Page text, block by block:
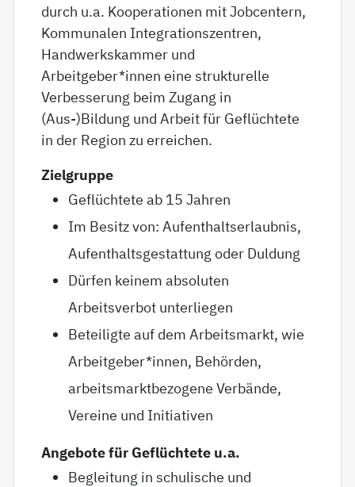
durch u.a. Kooperationen mit Jobcentern,
Kommunalen Integrationszentren,
Handwerkskammer und
Arbeitgeber*innen eine strukturelle
Verbesserung beim Zugang in
(Aus-)Bildung und Arbeit für Geflüchtete
in der Region zu erreichen.
Zielgruppe
Geflüchtete ab 15 Jahren
Im Besitz von: Aufenthaltserlaubnis,
Aufenthaltsgestattung oder Duldung
Dürfen keinem absoluten
Arbeitsverbot unterliegen
Beteiligte auf dem Arbeitsmarkt, wie
Arbeitgeber*innen, Behörden,
arbeitsmarktbezogene Verbände,
Vereine und Initiativen
Angebote für Geflüchtete u.a.
Begleitung in schulische und